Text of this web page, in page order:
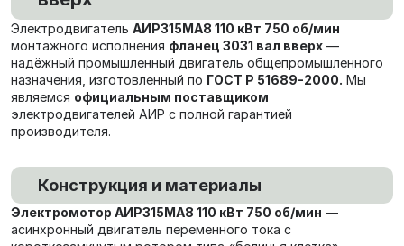
Электродвигатель АИР315МА8 110 кВт 750 об/мин
монтажного исполнения фланец 3031 вал вверх —
надёжный промышленный двигатель общепромышленного
назначения, изготовленный по ГОСТ Р 51689-2000. Мы
являемся официальным поставщиком
электродвигателей АИР с полной гарантией
производителя.
Конструкция и материалы
Электромотор АИР315МА8 110 кВт 750 об/мин —
асинхронный двигатель переменного тока с